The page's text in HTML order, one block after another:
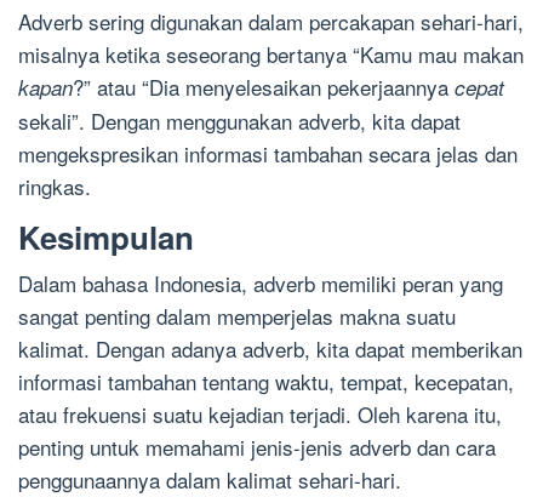
Adverb sering digunakan dalam percakapan sehari-hari,
misalnya ketika seseorang bertanya “Kamu mau makan
kapan?” atau “Dia menyelesaikan pekerjaannya cepat
sekali”. Dengan menggunakan adverb, kita dapat
mengekspresikan informasi tambahan secara jelas dan
ringkas.
Kesimpulan
Dalam bahasa Indonesia, adverb memiliki peran yang
sangat penting dalam memperjelas makna suatu
kalimat. Dengan adanya adverb, kita dapat memberikan
informasi tambahan tentang waktu, tempat, kecepatan,
atau frekuensi suatu kejadian terjadi. Oleh karena itu,
penting untuk memahami jenis-jenis adverb dan cara
penggunaannya dalam kalimat sehari-hari.